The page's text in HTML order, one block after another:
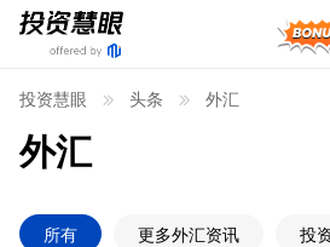
投资慧眼 头条 外汇
外汇
所有 更多外汇资讯 投